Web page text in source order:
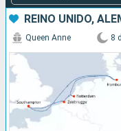
Queen Anne 8 d